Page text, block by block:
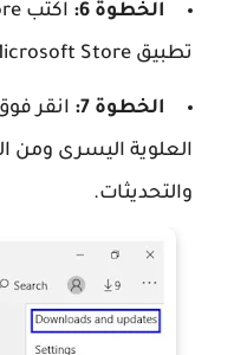
الخطوة 6:
تطبيق Microsoft Store من النتائج.
الخطوة 7:
العلوية اليسرى ومن
والتحديثات.